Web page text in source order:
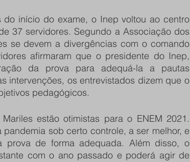
início do exame, o Inep voltou ao centro
37 servidores. Segundo a Associação dos
se devem a divergências com o comando
afirmaram que o presidente do Inep,
da prova para adequá-la a pautas
intervenções, os entrevistados dizem que o
pedagógicos.
estão otimistas para o ENEM 2021.
sob certo controle, a ser melhor, e
de forma adequada. Além disso, o
com o ano passado e poderá agir de